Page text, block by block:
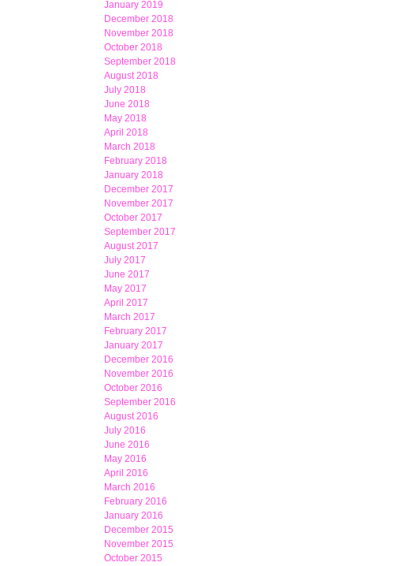
January 2019
December 2018
November 2018
October 2018
September 2018
August 2018
July 2018
June 2018
May 2018
April 2018
March 2018
February 2018
January 2018
December 2017
November 2017
October 2017
September 2017
August 2017
July 2017
June 2017
May 2017
April 2017
March 2017
February 2017
January 2017
December 2016
November 2016
October 2016
September 2016
August 2016
July 2016
June 2016
May 2016
April 2016
March 2016
February 2016
January 2016
December 2015
November 2015
October 2015